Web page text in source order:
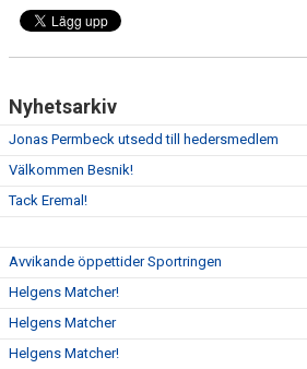
Nyhetsarkiv
Jonas Permbeck utsedd till hedersmedlem
Välkommen Besnik!
Tack Eremal!
Avvikande öppettider Sportringen
Helgens Matcher!
Helgens Matcher
Helgens Matcher!